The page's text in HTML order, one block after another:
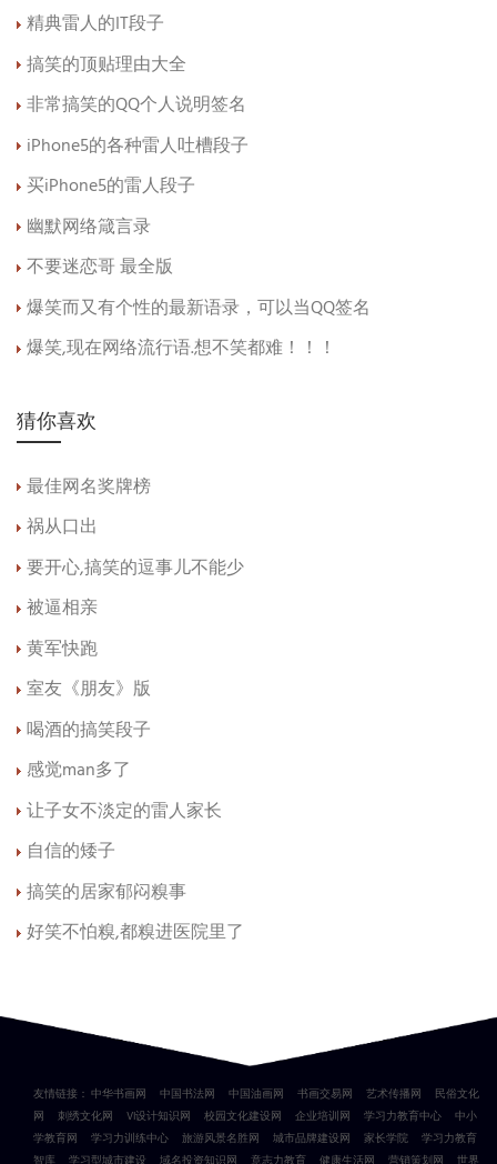
精典雷人的IT段子
搞笑的顶贴理由大全
非常搞笑的QQ个人说明签名
iPhone5的各种雷人吐槽段子
买iPhone5的雷人段子
幽默网络箴言录
不要迷恋哥 最全版
爆笑而又有个性的最新语录，可以当QQ签名
爆笑,现在网络流行语.想不笑都难！！！
猜你喜欢
最佳网名奖牌榜
祸从口出
要开心,搞笑的逗事儿不能少
被逼相亲
黄军快跑
室友《朋友》版
喝酒的搞笑段子
感觉man多了
让子女不淡定的雷人家长
自信的矮子
搞笑的居家郁闷糗事
好笑不怕糗,都糗进医院里了
友情链接： 中华书画网 中国书法网 中国油画网 书画交易网 艺术传播网
民俗文化
网
刺绣文化网 VI设计知识网 校园文化建设网 企业培训网 学习力教育中心
中小
学教育网
学习力训练中心 旅游风景名胜网 城市品牌建设网 家长学院
学习力教育